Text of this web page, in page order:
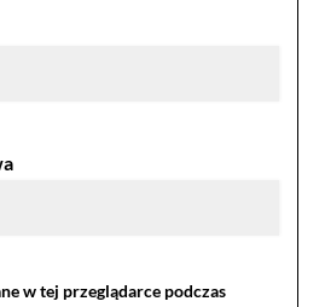
w tej przeglądarce podczas